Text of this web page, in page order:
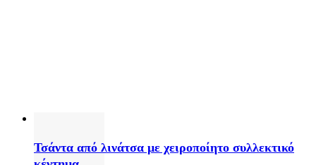
Τσάντα από λινάτσα με χειροποίητο συλλεκτικό